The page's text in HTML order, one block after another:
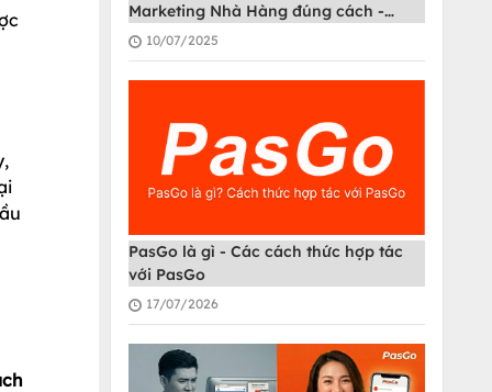
Marketing Nhà Hàng đúng cách -
PasGo
10/07/2025
PasGo là gì - Các cách thức hợp tác
với PasGo
17/07/2026